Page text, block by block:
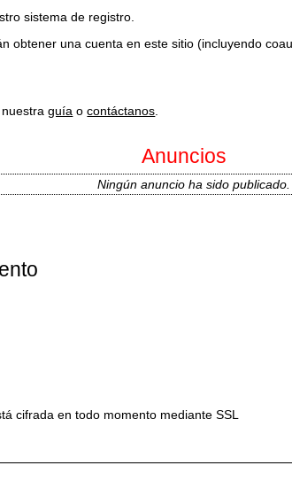
sistema de registro.
obtener una cuenta en este sitio (incluyendo
nuestraguía ocontáctanos
Anuncios
Ningún anuncio ha sido publicado.
cifrada en todo momento mediante SSL